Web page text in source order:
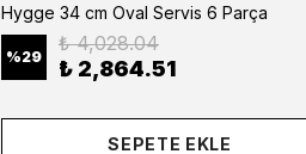
Hygge 34 cm Oval Servis 6 Parça
%29
₺ 4,028.04
₺ 2,864.51
SEPETE EKLE